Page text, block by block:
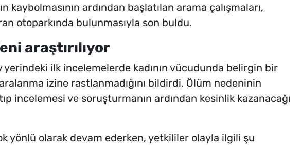
kaybolmasının ardından başlatılan arama çalışmaları,
otoparkında bulunmasıyla son buldu.
araştırılıyor
yerindeki ilk incelemelerde kadının vücudunda belirgin bir
izine rastlanmadığını bildirdi. Ölüm nedeninin
incelemesi ve soruşturmanın ardından kesinlik kazanacağı
yönlü olarak devam ederken, yetkililer olayla ilgili şu